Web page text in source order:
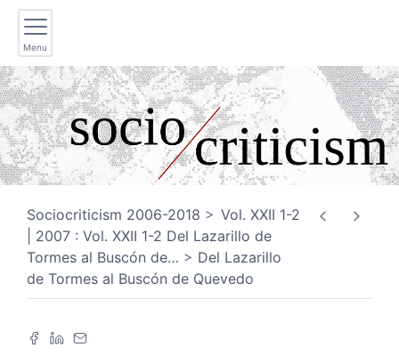
Menu
Sociocriticism 2006-2018
Vol. XXII 1-2
| 2007 : Vol. XXII 1-2 Del Lazarillo de
Tormes al Buscón de…
Del Lazarillo
de Tormes al Buscón de Quevedo